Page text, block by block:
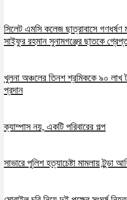
সিলেট এমসি কলেজ ছাত্রাবাসে গণধর্ষণ
সাইফুর রহমান সুনামগঞ্জের ছাতকে
খুলনা অঞ্চলের তিনশ শ্রমিককে ৯০ লাখ
প্রদান
ক্যাম্পাস নয়, একটি পরিবারের গল্প
সাভারে পুলিশ হত্যাচেষ্টা মামলায় টুন্ডা